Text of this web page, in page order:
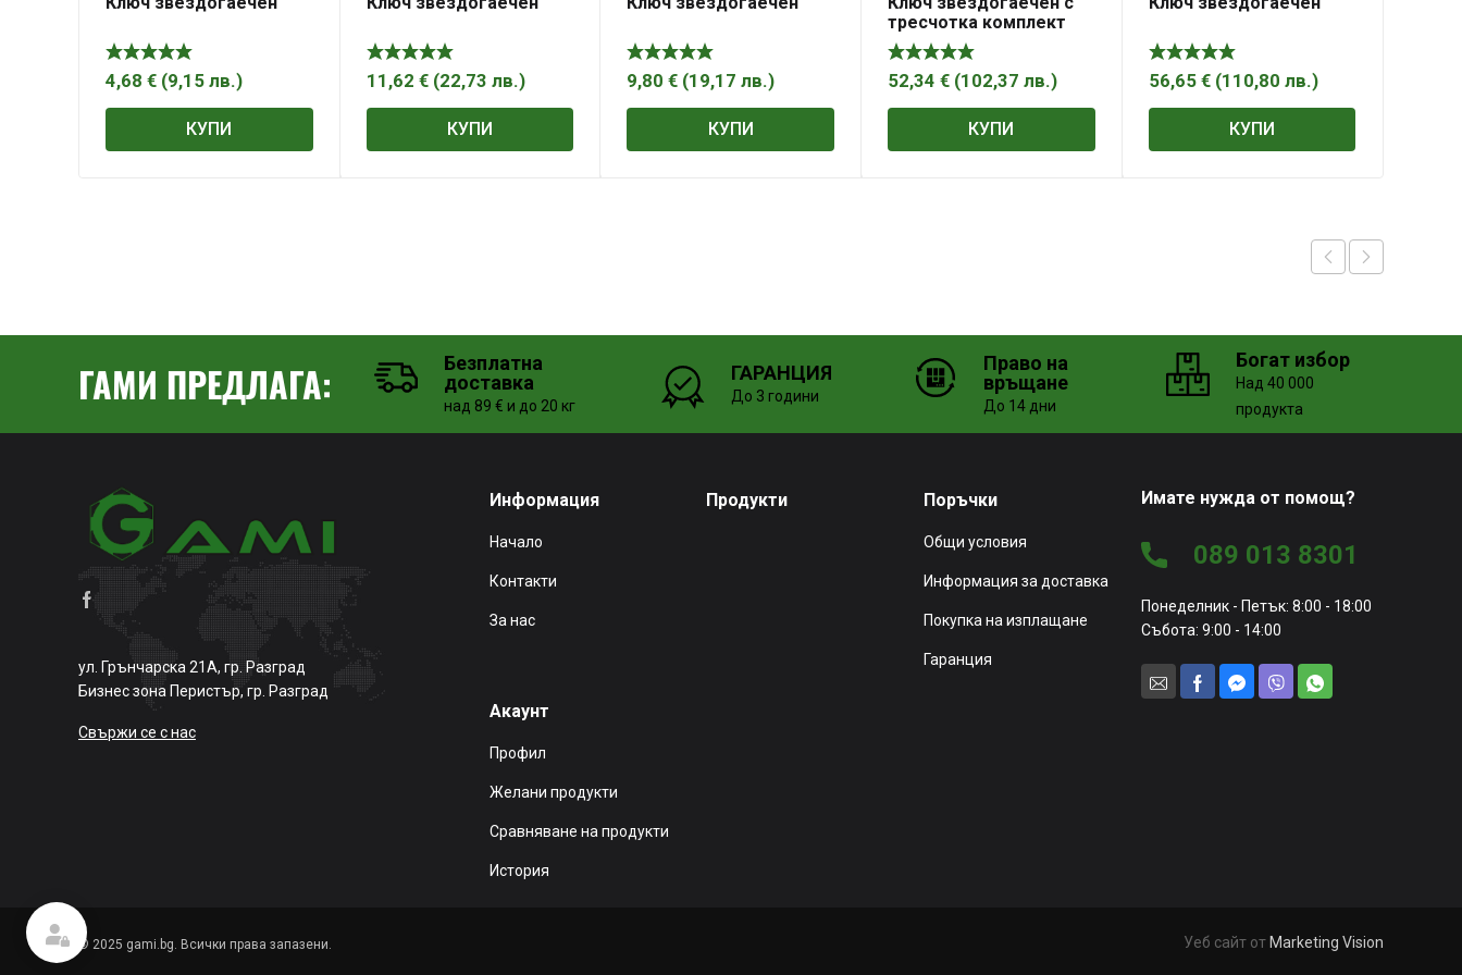
4,68 € (9,15 лв.)
КУПИ
11,62 € (22,73 лв.)
КУПИ
9,80€ (19,17лв.)
КУПИ
тресчотка комплект
52,34€ (102,37лв.)
КУПИ
56,65 € (110,80 лв.)
КУПИ
ГАМИ ПРЕДЛАГА:
Безплатна
доставка
над 89 € и до 20 кг
ГАРАНЦИЯ
До 3 години
Право на
връщане
До 14 дни
Богат избор
Над 40 000
продукта
ул. Грънчарска 21А, гр. Разград
Бизнес зона Перистър, гр. Разград
Свържи се с нас
Информация
Начало
Контакти
За нас
Продукти Поръчки
Общи условия
Информация за доставка
Покупка на изплащане
Гаранция
Акаунт
Профил
Желани продукти
Сравняване на продукти
История
Имате нужда от помощ?
089 013 8301
Понеделник - Петък: 8:00 - 18:00
Събота: 9:00 - 14:00
© 2025 gami.bg. Всички права запазени. Уеб сайт от Marketing Vision